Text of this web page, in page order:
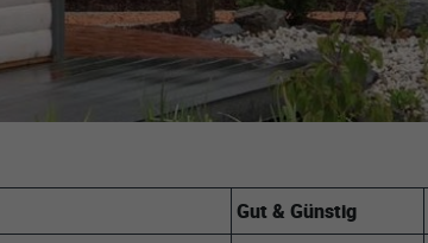
Gut & Günstig